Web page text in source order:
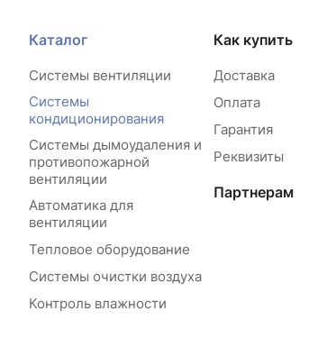
Каталог
Системы вентиляции
Системы
кондиционирования
Системы дымоудаления и
противопожарной
вентиляции
Автоматика для
вентиляции
Тепловое оборудование
Системы очистки воздуха
Контроль влажности
Как купить
Доставка
Оплата
Гарантия
Реквизиты
Партнерам